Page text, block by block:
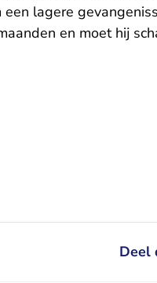
lagere
en moet hij
Deel